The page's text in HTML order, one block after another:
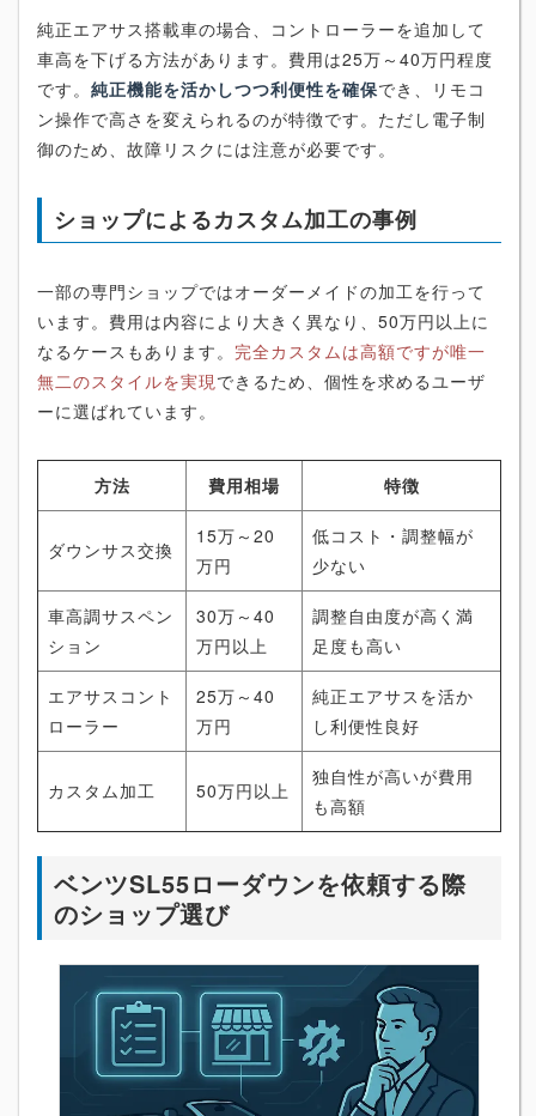
純正エアサス搭載車の場合、コントローラーを追加して
車高を下げる方法があります。費用は25万～40万円程度
です。 純正機能を活かしつつ利便性を確保でき、リモコ
ン操作で高さを変えられるのが特徴です。ただし電子制
御のため、故障リスクには注意が必要です。
ショップによるカスタム加工の事例
一部の専門ショップではオーダーメイドの加工を行って
います。費用は内容により大きく異なり、50万円以上に
なるケースもあります。 完全カスタムは高額ですが唯一
無二のスタイルを実現できるため、個性を求めるユーザ
ーに選ばれています。
方法 費用相場 特徴
ダウンサス交換
15万～20
万円
低コスト・調整幅が
少ない
車高調サスペン
ション
30万～40
万円以上
調整自由度が高く満
足度も高い
エアサスコント
ローラー
25万～40
万円
純正エアサスを活か
し利便性良好
カスタム加工 50万円以上
独自性が高いが費用
も高額
ベンツSL55ローダウンを依頼する際
のショップ選び